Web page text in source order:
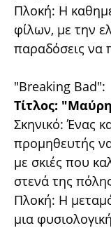
Πλοκή: Η
φίλων, με την
παραδόσεις να
"Breaking Bad":
Τίτλος:
Σκηνικό: Ένας
προμηθευτής
με σκιές που
στενά της
Πλοκή: Η
μια